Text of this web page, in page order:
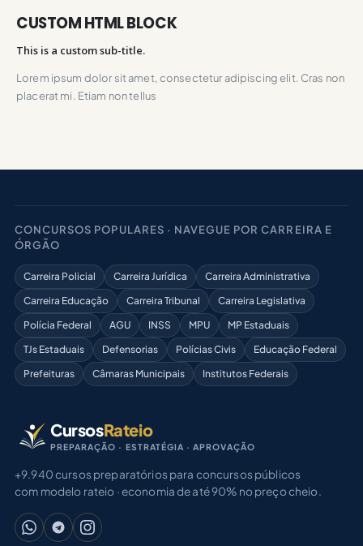
CUSTOM HTML BLOCK
This is a custom sub-title.
Lorem ipsum dolor sit amet, consectetur adipiscing elit. Cras non
placerat mi. Etiam non tellus
CONCURSOS POPULARES · NAVEGUE POR CARREIRA E
ÓRGÃO
Carreira Policial Carreira Jurídica
Carreira Administrativa
Carreira Educação
Carreira Tribunal
Carreira Legislativa
Polícia Federal
AGU INSS MPU
MP Estaduais
TJs Estaduais
Defensorias Polícias Civis
Educação Federal
Prefeituras
Câmaras Municipais Institutos Federais
CursosRateio
PREPARAÇÃO · ESTRATÉGIA · APROVAÇÃO
+9.940 cursos preparatórios para concursos públicos
com modelo rateio · economia de até 90% no preço cheio.